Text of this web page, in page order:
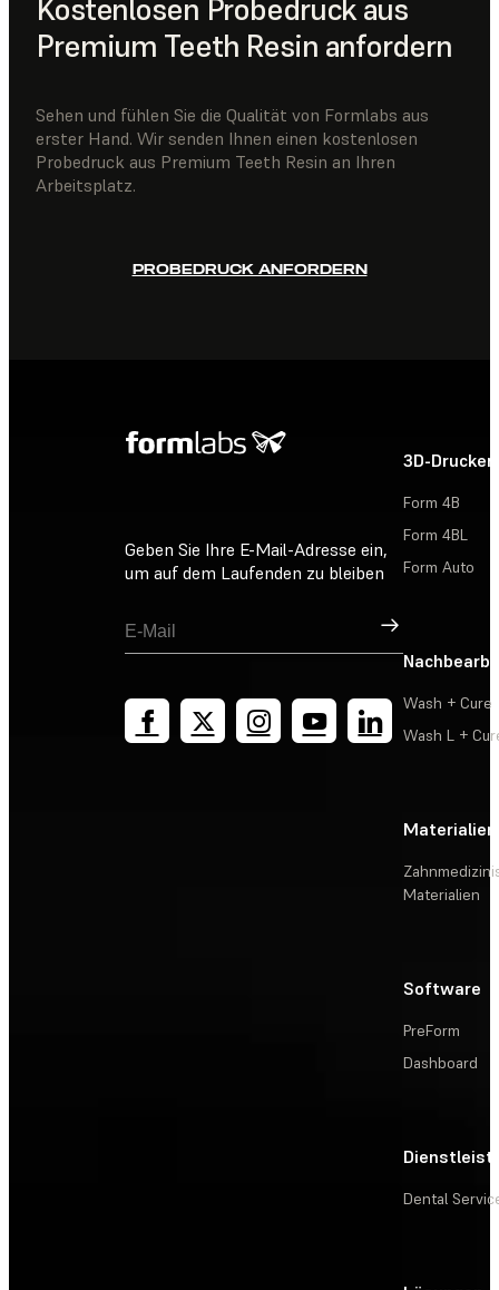
Kostenlosen Probedruck aus
Premium Teeth Resin anfordern
Sehen und fühlen Sie die Qualität von Formlabs aus
erster Hand. Wir senden Ihnen einen kostenlosen
Probedruck aus Premium Teeth Resin an Ihren
Arbeitsplatz.
PROBEDRUCK ANFORDERN
Geben Sie Ihre E-Mail-Adresse ein,
um auf dem Laufenden zu bleiben
Registrieren
3D-Drucker
Form 4B
Form 4BL
Form Auto
Wash + Cure
Wash L +
Materialien
Materialien
Software
PreForm
Dashboard
Dental